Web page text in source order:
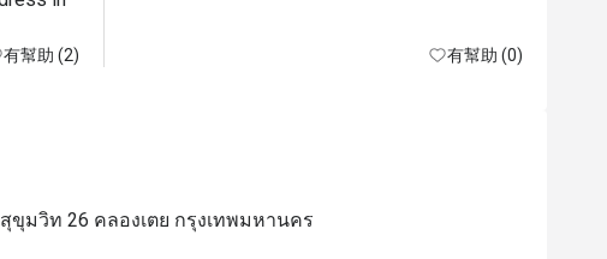
有幫助 (2) 有幫助 (0)
ขุมวิท 26 คลองเตย กรุงเทพมหานคร